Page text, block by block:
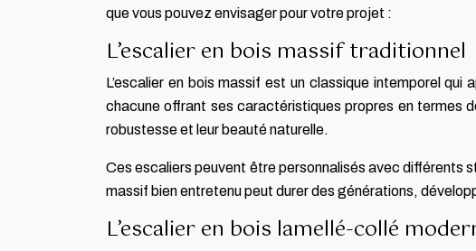
que vous pouvez envisager pour votre projet :
L’escalier en bois massif traditionnel
L’escalier en bois massif est un classique intemporel
chacune offrant ses caractéristiques propres en termes
robustesse et leur beauté naturelle.
Ces escaliers peuvent être personnalisés avec différents
massif bien entretenu peut durer des générations,
L’escalier en bois lamellé-collé